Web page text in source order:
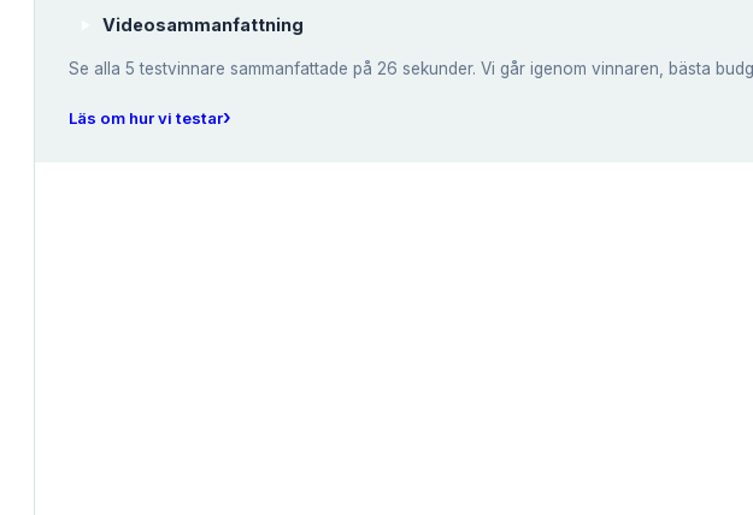
Videosammanfattning
Se alla 5 testvinnare sammanfattade på 26 sekunder. Vi går igenom vinnaren, bästa
Läs om hur vi testar›